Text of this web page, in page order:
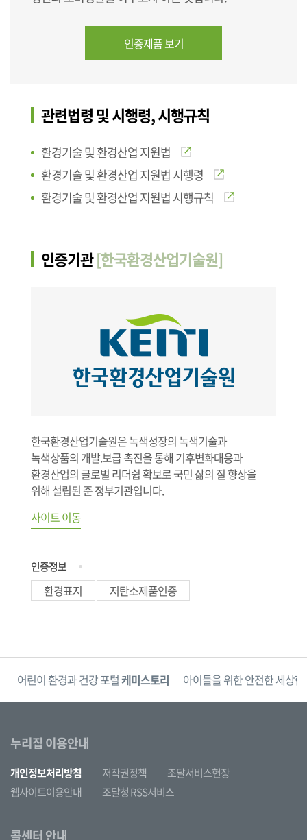
인증제품 보기
관련법령 및 시행령, 시행규칙
환경기술 및 환경산업 지원법
환경기술 및 환경산업 지원법 시행령
환경기술 및 환경산업 지원법 시행규칙
인증기관[한국환경산업기술원]
한국환경산업기술원은 녹색성장의 녹색기술과
녹색상품의 개발.보급 촉진을 통해 기후변화대응과
환경산업의 글로벌 리더쉽 확보로 국민 삶의 질 향상을
위해 설립된 준 정부기관입니다.
사이트 이동
인증정보
환경표지 저탄소제품인증
어린이 환경과 건강 포털케미스토리 아이들을 위한 안전한 세상
누리집 이용안내
개인정보처리방침 저작권정책
조달서비스헌장
웹사이트이용안내
조달청 RSS서비스
콜센터 안내